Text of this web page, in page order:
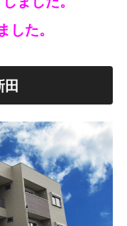
した。
田